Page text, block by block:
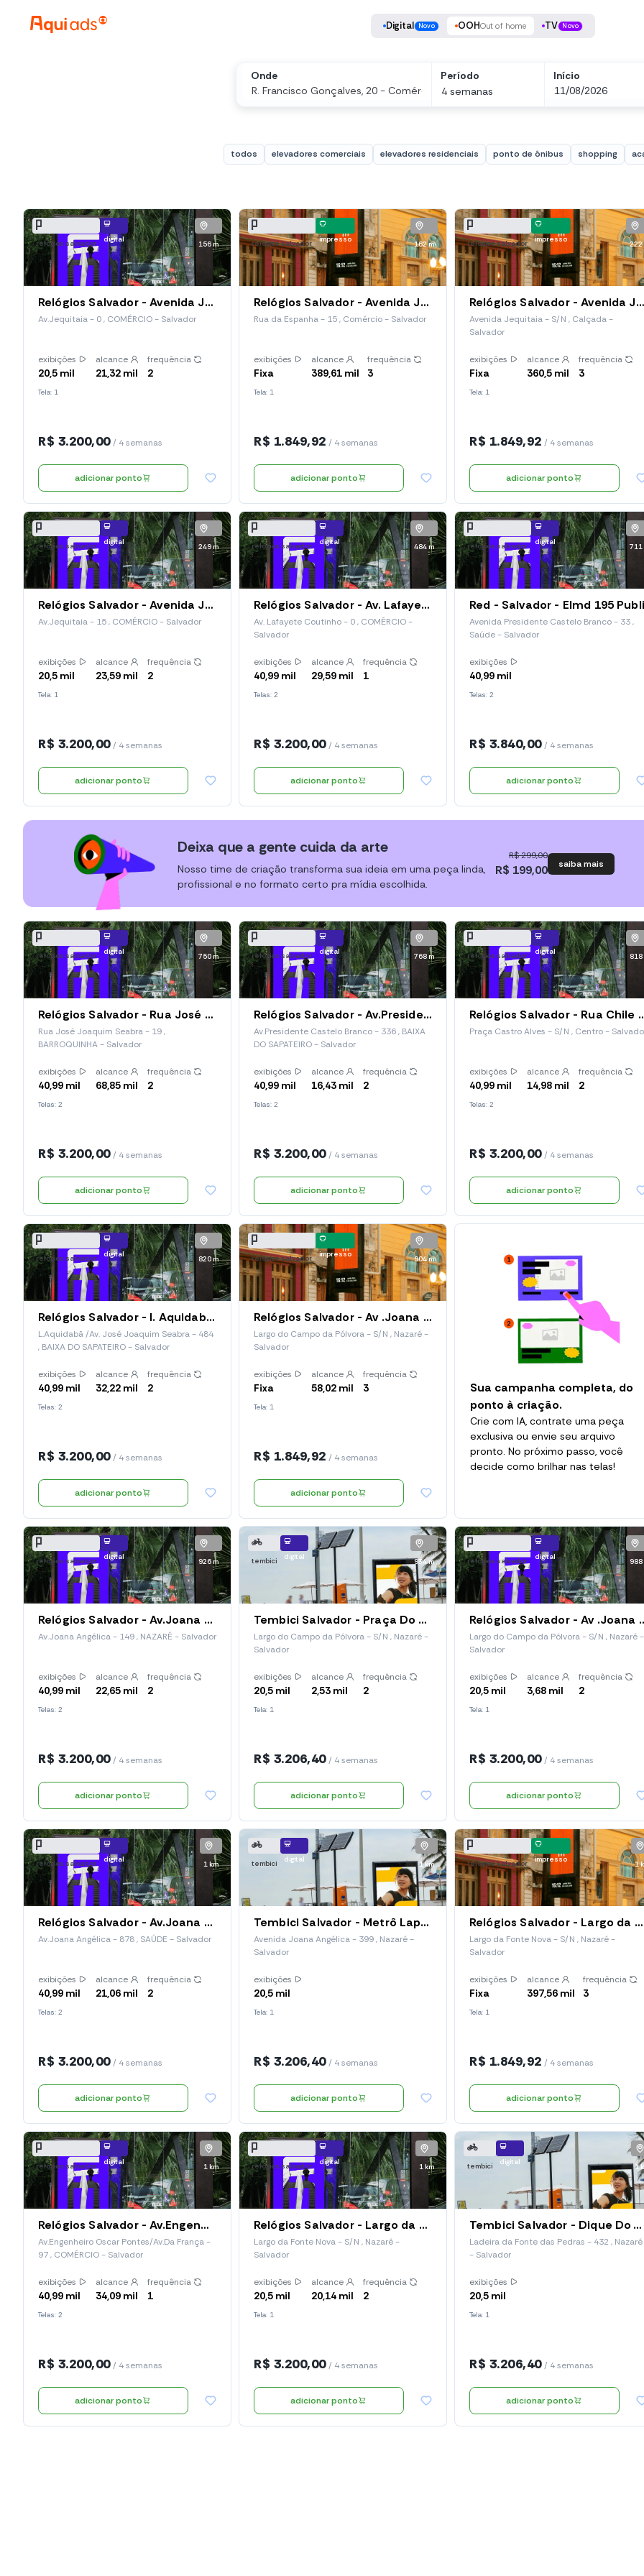
Digital Novo OOHOut of home TV Novo
Onde
Período
4 semanas
Início
todos elevadores comerciais elevadores residenciais ponto de ônibus shopping
relógios salvador digital
156 m
Relógios Salvador - Avenida Jequitaia (Red 139)
Av.Jequitaia - 0 , COMÉRCIO - Salvador
exibições
20,5 mil
alcance
21,32 mil
frequência
2
Tela: 1
R$ 3.200,00/ 4 semanas
adicionar ponto
relógios salvador impresso
162 m
Relógios Salvador - Avenida Jequitaia, 15 (Red 138)
Rua da Espanha - 15 , Comércio - Salvador
exibições
Fixa
alcance
389,61 mil
frequência
3
Tela: 1
R$ 1.849,92 / 4 semanas
adicionar ponto
relógios salvador impresso
222
Relógios Salvador - Avenida Jequitaia (Red 139)
Avenida Jequitaia - S/N , Calçada -
Salvador
exibições
Fixa
alcance
360,5 mil
frequência
3
Tela: 1
R$ 1.849,92 / 4 semanas
adicionar ponto
relógios salvador digital
249 m
Relógios Salvador - Avenida Jequitaia, 15 (Red 138)
Av.Jequitaia - 15 , COMÉRCIO - Salvador
exibições
20,5 mil
alcance
23,59 mil
frequência
2
Tela: 1
R$ 3.200,00/ 4 semanas
adicionar ponto
relógios salvador digital
484 m
Relógios Salvador - Av. Lafayete Coutinho (Red 110)
Av. Lafayete Coutinho - 0 , COMÉRCIO -
Salvador
exibições
40,99 mil
alcance
29,59 mil
frequência
1
Telas: 2
R$ 3.200,00/ 4 semanas
adicionar ponto
relógios salvador digital
711
Red - Salvador - Elmd 195 Publi
Avenida Presidente Castelo Branco - 33 ,
Saúde - Salvador
exibições
40,99 mil
Telas: 2
R$ 3.840,00/ 4 semanas
adicionar ponto
Deixa que a gente cuida da arte
Nosso time de criação transforma sua ideia em uma peça linda,
profissional e no formato certo pra mídia escolhida.
R$ 299,00
R$ 199,00 saiba mais
relógios salvador digital
750 m
Relógios Salvador - Rua José Joaquim Seabra, 19 (Red 121)
Rua José Joaquim Seabra - 19 ,
BARROQUINHA - Salvador
exibições
40,99 mil
alcance
68,85 mil
frequência
2
Telas: 2
R$ 3.200,00/ 4 semanas
adicionar ponto
relógios salvador digital
768 m
Relógios Salvador - Av.Presidente Castelo Branco, 336 (Red 124)
Av.Presidente Castelo Branco - 336 , BAIXA
DO SAPATEIRO - Salvador
exibições
40,99 mil
alcance
16,43 mil
frequência
2
Telas: 2
R$ 3.200,00/ 4 semanas
adicionar ponto
relógios salvador digital
818
Relógios Salvador -
Praça Castro Alves - S/N , Centro -
exibições
40,99 mil
alcance
14,98 mil
frequência
2
Telas: 2
R$ 3.200,00/ 4 semanas
adicionar ponto
relógios salvador digital
820 m
Relógios Salvador - l. Aquidabã /Av. José Joaquim Seabra, 484 (Red 125)
L.Aquidabã /Av. José Joaquim Seabra - 484
, BAIXA DO SAPATEIRO - Salvador
exibições
40,99 mil
alcance
32,22 mil
frequência
2
Telas: 2
R$ 3.200,00/ 4 semanas
adicionar ponto
relógios salvador impresso
904 m
Relógios Salvador - Av .Joana Angélical (Red 239)
Largo do Campo da Pólvora - S/N , Nazaré -
Salvador
exibições
Fixa
alcance
58,02 mil
frequência
3
Tela: 1
R$ 1.849,92 / 4 semanas
adicionar ponto
Sua campanha completa, do
ponto à criação.
Crie com IA, contrate uma peça
exclusiva ou envie seu arquivo
pronto. No próximo passo, você
decide como brilhar nas telas!
relógios salvador digital
926 m
Relógios Salvador - Av.Joana Angélica (Red 122)
Av.Joana Angélica - 149 , NAZARÉ - Salvador
exibições
40,99 mil
alcance
22,65 mil
frequência
2
Telas: 2
R$ 3.200,00/ 4 semanas
adicionar ponto
tembici digital
934 m
Tembici Salvador - Praça Do Fórum Ruy Barbosa (Estação 15), Largo Do Campo Da Pólvora
Largo do Campo da Pólvora - S/N , Nazaré -
Salvador
exibições
20,5 mil
alcance
2,53 mil
frequência
2
Tela: 1
R$ 3.206,40/ 4 semanas
adicionar ponto
relógios salvador digital
988
Relógios
Largo do Campo da Pólvora - S/N , Nazaré -
Salvador
exibições
20,5 mil
alcance
3,68 mil
frequência
2
Tela: 1
R$ 3.200,00/ 4 semanas
adicionar ponto
relógios salvador digital
1 km
Relógios Salvador - Av.Joana Angélica, 878 (Red 123)
Av.Joana Angélica - 878 , SAÚDE - Salvador
exibições
40,99 mil
alcance
21,06 mil
frequência
2
Telas: 2
R$ 3.200,00/ 4 semanas
adicionar ponto
tembici digital
1 km
Tembici Salvador - Metrô Lapa (Estação E-20), Avenida Joana Angélica
Avenida Joana Angélica - 399 , Nazaré -
Salvador
exibições
20,5 mil
Tela: 1
R$ 3.206,40/ 4 semanas
adicionar ponto
relógios salvador impresso
1
Relógios Salvador - Largo da Fonte Nova (Red 194)
Largo da Fonte Nova - S/N , Nazaré -
Salvador
exibições
Fixa
alcance
397,56 mil
frequência
3
Tela: 1
R$ 1.849,92 / 4 semanas
adicionar ponto
relógios salvador digital
1 km
Relógios Salvador - Av.Engenheiro Oscar Pontes/Av.da França, 97 (Red 140)
Av.Engenheiro Oscar Pontes/Av.Da França -
97 , COMÉRCIO - Salvador
exibições
40,99 mil
alcance
34,09 mil
frequência
1
Telas: 2
R$ 3.200,00/ 4 semanas
adicionar ponto
relógios salvador digital
1 km
Relógios Salvador - Largo da Fonte Nova (Red 194)
Largo da Fonte Nova - S/N , Nazaré -
Salvador
exibições
20,5 mil
alcance
20,14 mil
frequência
2
Tela: 1
R$ 3.200,00/ 4 semanas
adicionar ponto
tembici digital
1
Tembici Salvador - Dique Do Tororó (Estação E-64), Ladeira Da Fonte Das Pedras
Ladeira da Fonte das Pedras - 432 , Nazaré
- Salvador
exibições
20,5 mil
Tela: 1
R$ 3.206,40/ 4 semanas
adicionar ponto